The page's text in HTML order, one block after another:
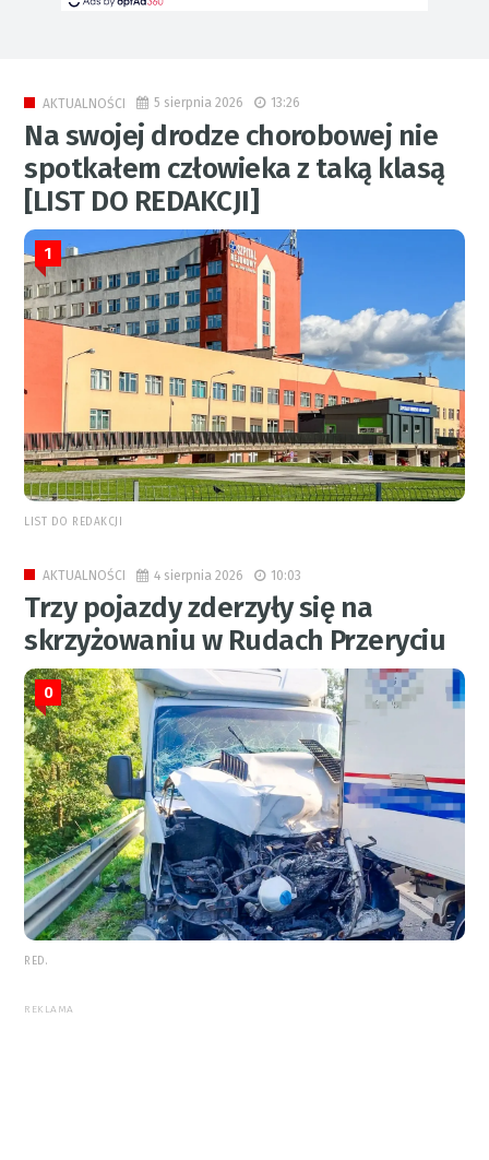
AKTUALNOŚCI 5 sierpnia 2026 13:26
Na swojej drodze chorobowej nie
spotkałem człowieka z taką klasą
[LIST DO REDAKCJI]
1
LIST DO REDAKCJI
AKTUALNOŚCI 4 sierpnia 2026 10:03
Trzy pojazdy zderzyły się na
skrzyżowaniu w Rudach Przeryciu
0
RED.
REKLAMA